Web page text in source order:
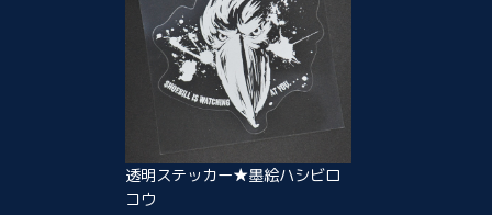
透明ステッカー★墨絵ハシビロ
コウ